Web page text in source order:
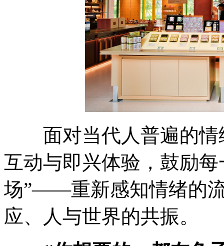
面对当代人普遍的情
互动与即兴体验，鼓励
场”——重新感知情绪的
应、人与世界的共振。